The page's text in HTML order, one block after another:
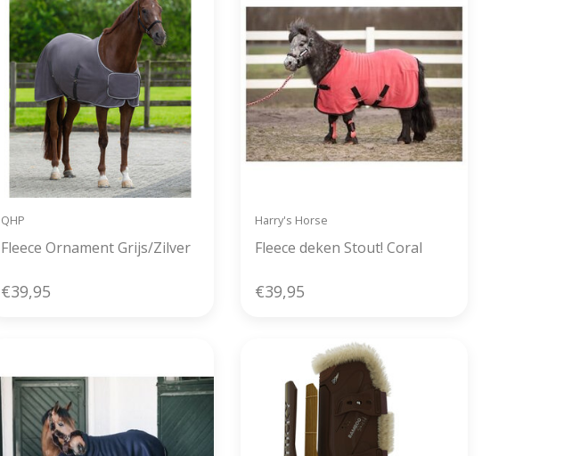
QHP
Fleece Ornament Grijs/Zilver
€39,95
Harry's Horse
Fleece deken Stout! Coral
€39,95